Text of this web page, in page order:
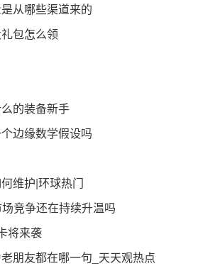
从哪些渠道来的
包怎么领
的装备新手
边缘数学假设吗
维护|环球热门
竞争还在持续升温吗
将来袭
朋友都在哪一句_天天观热点